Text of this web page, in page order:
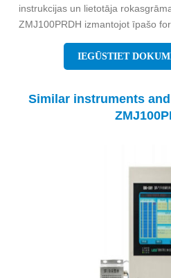
instrukcijas un lietotāja
ZMJ100PRDH izmantojot īpašo
IEGŪSTIET
Similar instruments